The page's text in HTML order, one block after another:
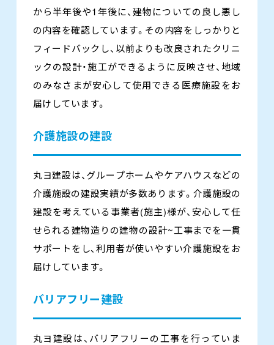
から半年後や1年後に、建物についての良し悪し
の内容を確認しています。その内容をしっかりと
フィードバックし、以前よりも改良されたクリニ
ックの設計・施工ができるように反映させ、地域
のみなさまが安心して使用できる医療施設をお
届けしています。
介護施設の建設
丸ヨ建設は、グループホームやケアハウスなどの
介護施設の建設実績が多数あります。介護施設の
建設を考えている事業者(施主)様が、安心して任
せられる建物造りの建物の設計~工事までを一貫
サポートをし、利用者が使いやすい介護施設をお
届けしています。
バリアフリー建設
丸ヨ建設は、バリアフリーの工事を行っていま